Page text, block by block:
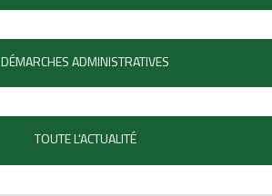
DÉMARCHES ADMINISTRATIVES
TOUTE L'ACTUALITÉ